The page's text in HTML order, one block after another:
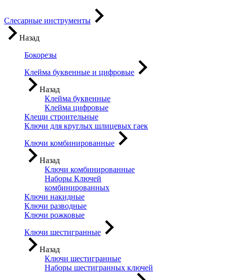
Слесарные инструменты
Назад
Бокорезы
Клейма буквенные и цифровые
Назад
Клейма буквенные
Клейма цифровые
Клещи строительные
Ключи для круглых шлицевых гаек
Ключи комбинированные
Назад
Ключи комбинированные
Наборы Ключей
комбинированных
Ключи накидные
Ключи разводные
Ключи рожковые
Ключи шестигранные
Назад
Ключи шестигранные
Наборы шестигранных ключей